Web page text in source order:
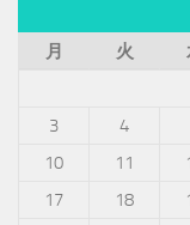
月
火
3
4
10
11
17
18